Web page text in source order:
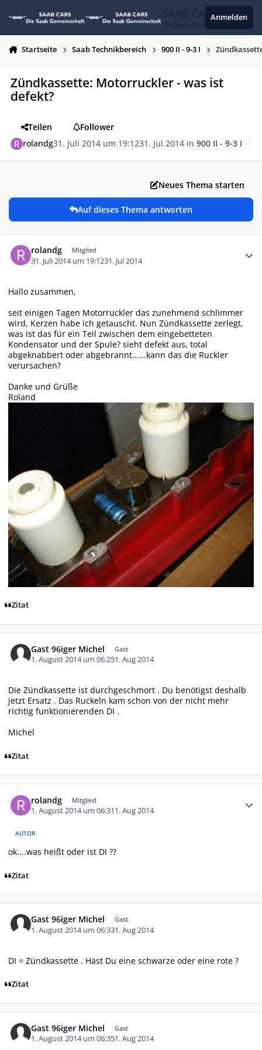
SAAB CARS
Die Saab Gemeinschaft
Anmelden
Startseite Saab Technikbereich 900 II - 9-3 I
Zündkassette: Motorruckler - was ist
defekt?
Teilen
Follower
rolandg31. Juli 2014 um 19:1231. Jul 2014 in900 II - 9-3 I
Neues Thema starten
Auf dieses Thema antworten
rolandg Mitglied
31. Juli 2014 um 19:1231. Jul 2014
Hallo zusammen,
seit einigen Tagen Motorruckler das zunehmend schlimmer
wird, Kerzen habe ich getauscht. Nun Zündkassette zerlegt,
was ist das für ein Teil zwischen dem eingebetteten
Kondensator und der Spule? sieht defekt aus, total
abgeknabbert oder abgebrannt......kann das die Ruckler
verursachen?
Danke und Grüße
Roland
Zitat
Gast 96iger Michel Gast
1. August 2014 um 06:251. Aug 2014
Die Zündkassette ist durchgeschmort . Du benötigst deshalb
jetzt Ersatz . Das Ruckeln kam schon von der nicht mehr
richtig funktionierenden DI .
Michel
Zitat
rolandg Mitglied
1. August 2014 um 06:311. Aug 2014
AUTOR
ok....was heißt oder ist DI ??
Zitat
Gast 96iger Michel Gast
1. August 2014 um 06:331. Aug 2014
DI = Zündkassette . Hast Du eine schwarze oder eine rote ?
Zitat
Gast 96iger Michel Gast
1. August 2014 um 06:351. Aug 2014